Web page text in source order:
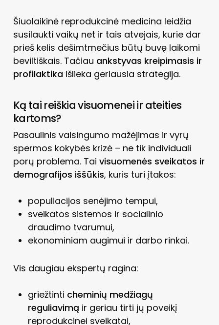
Šiuolaikinė reprodukcinė medicina leidžia
susilaukti vaikų net ir tais atvejais, kurie dar
prieš kelis dešimtmečius būtų buvę laikomi
beviltiškais. Tačiau ankstyvas kreipimasis ir
profilaktikaišlieka geriausia strategija.
Ką tai reiškia visuomenei ir ateities
kartoms?
Pasaulinis vaisingumo mažėjimas ir vyrų
spermos kokybės krizė – ne tik individuali
porų problema. Tai visuomenės sveikatos ir
demografijos iššūkis, kuris turi įtakos:
populiacijos senėjimo tempui,
sveikatos sistemos ir socialinio
draudimo tvarumui,
ekonominiam augimui ir darbo rinkai.
Vis daugiau ekspertų ragina:
griežtinti cheminių medžiagų
reguliavimą ir geriau tirti jų poveikį
reprodukcinei sveikatai,